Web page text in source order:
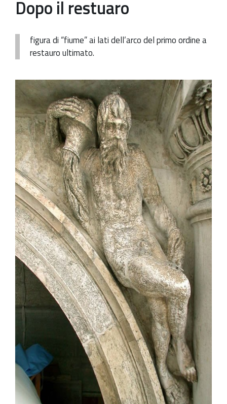
Patrimonio Storico-Artistico
Ufficio Esportazione
Ufficio Tutela
Servizi
Galleria
Contatti
Dopo il restuaro
figura di “fiume” ai lati dell’arco del primo ordine a
restauro ultimato.